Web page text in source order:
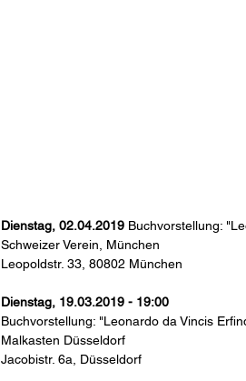
Dienstag, 02.04.2019 Buchvorstellung:
Schweizer Verein, München
Leopoldstr. 33, 80802 München
Dienstag, 19.03.2019 - 19:00
Buchvorstellung: "Leonardo da Vincis
Malkasten Düsseldorf
Jacobistr. 6a, Düsseldorf